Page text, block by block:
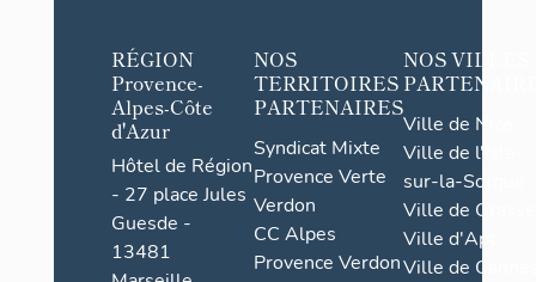
RÉGION
Provence-
Alpes-Côte
d'Azur
Hôtel de Région
- 27 place Jules
Guesde -
13481
NOS
TERRITOIRES
PARTENAIRES
Syndicat Mixte
Provence Verte
Verdon
CC Alpes
Provence Verdon
NOS VILLES
Ville de Nice
Ville de l'Isle-
sur-la-Sorgue
Ville de Grasse
Ville d'Apt
Ville de